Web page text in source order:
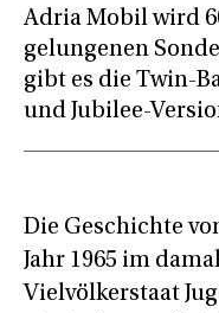
Adria Mobil wird
gelungenen
gibt es die Twin-
und Jubilee-
Die Geschichte
Jahr 1965 im
Vielvölkerstaat